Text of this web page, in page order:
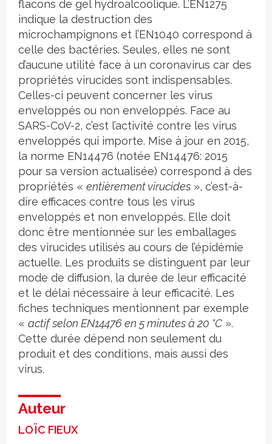
flacons de gel hydroalcoolique. L’EN1275
indique la destruction des
microchampignons et l’EN1040 correspond à
celle des bactéries. Seules, elles ne sont
d’aucune utilité face à un coronavirus car des
propriétés virucides sont indispensables.
Celles-ci peuvent concerner les virus
enveloppés ou non enveloppés. Face au
SARS-CoV-2, c’est l’activité contre les virus
enveloppés qui importe. Mise à jour en 2015,
la norme EN14476 (notée EN14476: 2015
pour sa version actualisée) correspond à des
propriétés « entièrement virucides », c’est-à-
dire efficaces contre tous les virus
enveloppés et non enveloppés. Elle doit
donc être mentionnée sur les emballages
des virucides utilisés au cours de l’épidémie
actuelle. Les produits se distinguent par leur
mode de diffusion, la durée de leur efficacité
et le délai nécessaire à leur efficacité. Les
fiches techniques mentionnent par exemple
« actif selon EN14476 en 5 minutes à 20 °C ».
Cette durée dépend non seulement du
produit et des conditions, mais aussi des
virus.
Auteur
LOÏC FIEUX